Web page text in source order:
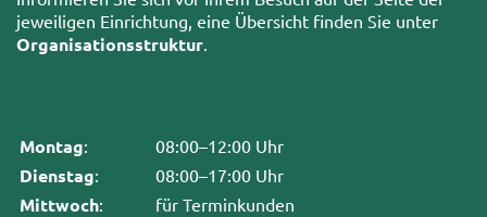
jeweiligen Einrichtung, eine Übersicht finden Sie unter
Organisationsstruktur
Montag: 08:00–12:00 Uhr
Dienstag: 08:00–17:00 Uhr
Mittwoch: für Terminkunden